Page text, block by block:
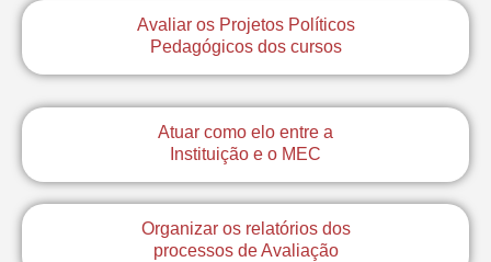
Avaliar os Projetos Políticos
Pedagógicos dos cursos
Atuar como elo entre a
Instituição e o MEC
Organizar os relatórios dos
processos de Avaliação